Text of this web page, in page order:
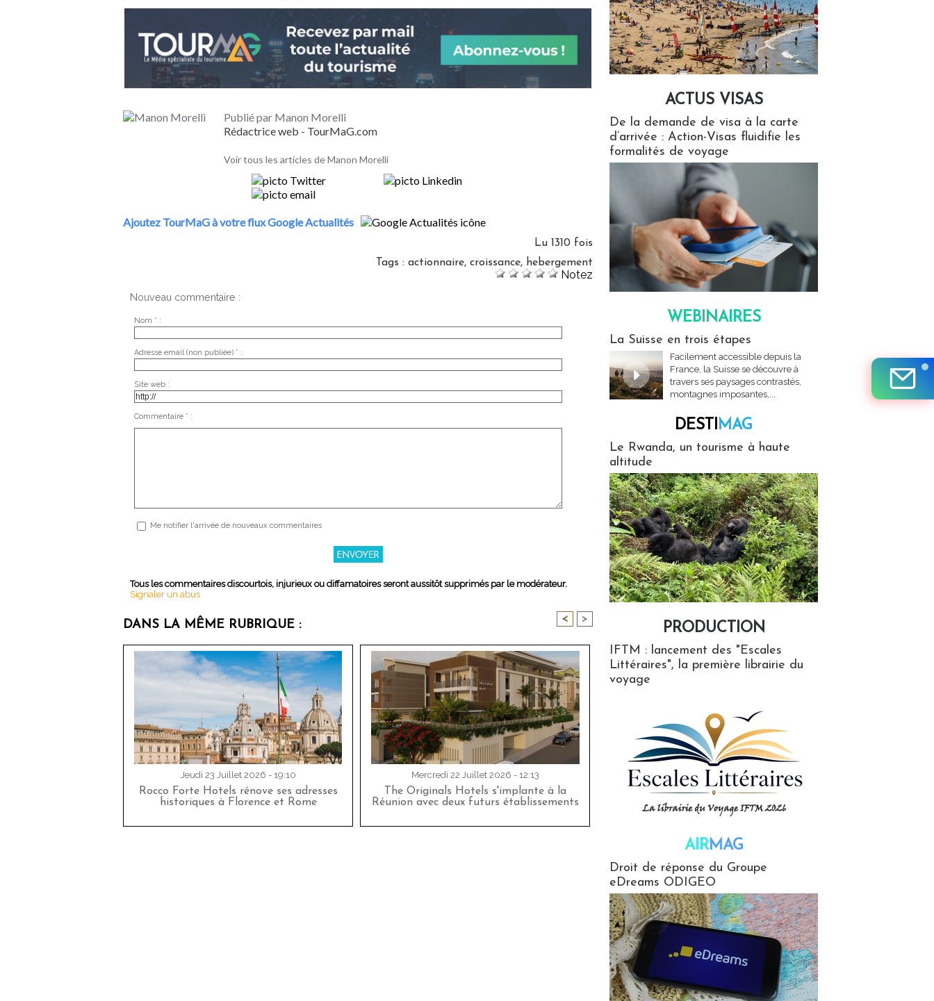
Publié par Manon Morelli
Rédactrice web - TourMaG.com
Voir tous les articles de Manon Morelli
Ajoutez TourMaG à votre flux Google Actualités
Lu 1310 fois
Tags : actionnaire, croissance, hebergement
Notez
Nouveau commentaire :
Nom * :
Adresse email (non publiée) * :
Site web :
Commentaire * :
Me notifier l'arrivée de nouveaux commentaires
Tous les commentaires discourtois, injurieux ou diffamatoires seront aussitôt supprimés par le modérateur.
Signaler un abus
DANS LA MÊME RUBRIQUE : < >
Jeudi 23 Juillet 2026 - 19:10
Rocco Forte Hotels rénove ses adresses
historiques à Florence et Rome
Mercredi 22 Juillet 2026 - 12:13
The Originals Hotels s'implante à la
Réunion avec deux futurs établissements
ACTUS VISAS
De la demande de visa à la carte
d’arrivée : Action-Visas fluidifie les
formalités de voyage
WEBINAIRES
La Suisse en trois étapes
Facilement accessible depuis la
France, la Suisse se découvre à
travers ses paysages contrastés,
montagnes imposantes,...
DESTIMAG
Le Rwanda, un tourisme à haute
altitude
PRODUCTION
IFTM : lancement des "Escales
Littéraires", la première librairie du
voyage
AIRMAG
Droit de réponse du Groupe
eDreams ODIGEO